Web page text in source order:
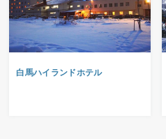
白馬ハイランドホテル